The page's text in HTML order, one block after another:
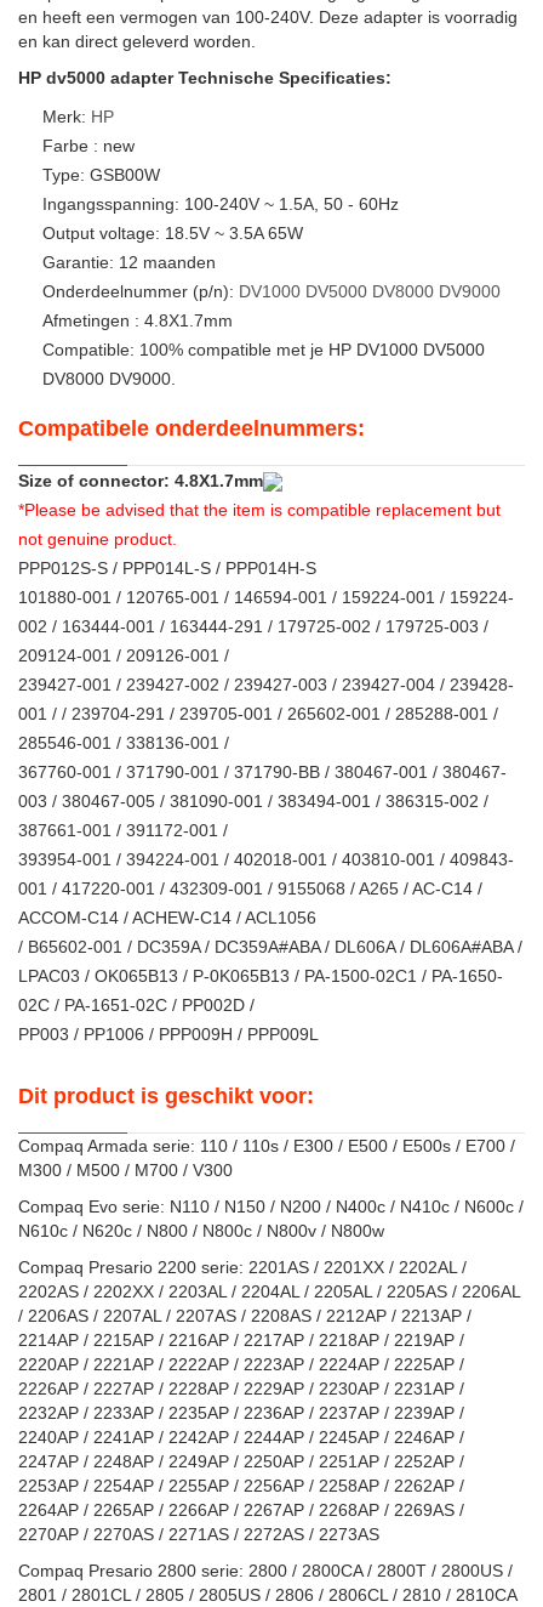
en heeft een vermogen van 100-240V. Deze adapter is voorradig
en kan direct geleverd worden.
HP dv5000 adapter Technische Specificaties:
Merk: HP
Farbe : new
Type: GSB00W
Ingangsspanning: 100-240V ~ 1.5A, 50 - 60Hz
Output voltage: 18.5V ~ 3.5A 65W
Garantie: 12 maanden
Onderdeelnummer (p/n): DV1000 DV5000 DV8000 DV9000
Afmetingen : 4.8X1.7mm
Compatible: 100% compatible met je HP DV1000 DV5000
DV8000 DV9000.
Compatibele onderdeelnummers:
Size of connector: 4.8X1.7mm
*Please be advised that the item is compatible replacement but
not genuine product.
PPP012S-S / PPP014L-S / PPP014H-S
101880-001 / 120765-001 / 146594-001 / 159224-001 / 159224-
002 / 163444-001 / 163444-291 / 179725-002 / 179725-003 /
209124-001 / 209126-001 /
239427-001 / 239427-002 / 239427-003 / 239427-004 / 239428-
001 / / 239704-291 / 239705-001 / 265602-001 / 285288-001 /
285546-001 / 338136-001 /
367760-001 / 371790-001 / 371790-BB / 380467-001 / 380467-
003 / 380467-005 / 381090-001 / 383494-001 / 386315-002 /
387661-001 / 391172-001 /
393954-001 / 394224-001 / 402018-001 / 403810-001 / 409843-
001 / 417220-001 / 432309-001 / 9155068 / A265 / AC-C14 /
ACCOM-C14 / ACHEW-C14 / ACL1056
/ B65602-001 / DC359A / DC359A#ABA / DL606A / DL606A#ABA /
LPAC03 / OK065B13 / P-0K065B13 / PA-1500-02C1 / PA-1650-
02C / PA-1651-02C / PP002D /
PP003 / PP1006 / PPP009H / PPP009L
Dit product is geschikt voor:
Compaq Armada serie: 110 / 110s / E300 / E500 / E500s / E700 /
M300 / M500 / M700 / V300
Compaq Evo serie: N110 / N150 / N200 / N400c / N410c / N600c /
N610c / N620c / N800 / N800c / N800v / N800w
Compaq Presario 2200 serie: 2201AS / 2201XX / 2202AL /
2202AS / 2202XX / 2203AL / 2204AL / 2205AL / 2205AS / 2206AL
/ 2206AS / 2207AL / 2207AS / 2208AS / 2212AP / 2213AP /
2214AP / 2215AP / 2216AP / 2217AP / 2218AP / 2219AP /
2220AP / 2221AP / 2222AP / 2223AP / 2224AP / 2225AP /
2226AP / 2227AP / 2228AP / 2229AP / 2230AP / 2231AP /
2232AP / 2233AP / 2235AP / 2236AP / 2237AP / 2239AP /
2240AP / 2241AP / 2242AP / 2244AP / 2245AP / 2246AP /
2247AP / 2248AP / 2249AP / 2250AP / 2251AP / 2252AP /
2253AP / 2254AP / 2255AP / 2256AP / 2258AP / 2262AP /
2264AP / 2265AP / 2266AP / 2267AP / 2268AP / 2269AS /
2270AP / 2270AS / 2271AS / 2272AS / 2273AS
Compaq Presario 2800 serie: 2800 / 2800CA / 2800T / 2800US /
2801 / 2801CL / 2805 / 2805US / 2806 / 2806CL / 2810 / 2810CA